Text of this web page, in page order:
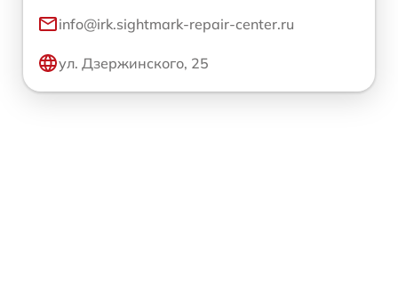
info@irk.sightmark-repair-center.ru
ул. Дзержинского, 25